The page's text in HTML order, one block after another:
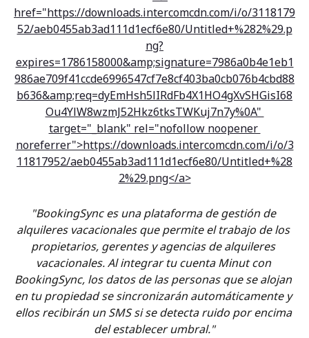
"BookingSync es una plataforma de gestión de
alquileres vacacionales que permite el trabajo de los
propietarios, gerentes y agencias de alquileres
vacacionales. Al integrar tu cuenta Minut con
BookingSync, los datos de las personas que se alojan
en tu propiedad se sincronizarán automáticamente y
ellos recibirán un SMS si se detecta ruido por encima
del establecer umbral."